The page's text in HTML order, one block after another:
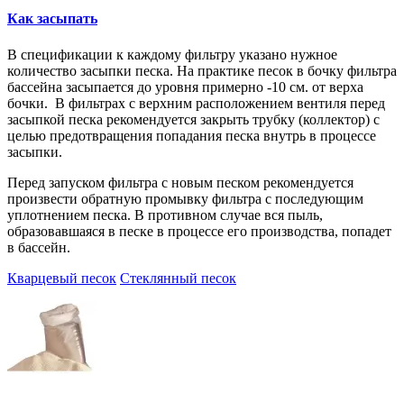
Как засыпать
В спецификации к каждому фильтру указано нужное
количество засыпки песка. На практике песок в бочку фильтра
бассейна засыпается до уровня примерно -10 см. от верха
бочки. В фильтрах с верхним расположением вентиля перед
засыпкой песка рекомендуется закрыть трубку (коллектор) с
целью предотвращения попадания песка внутрь в процессе
засыпки.
Перед запуском фильтра с новым песком рекомендуется
произвести обратную промывку фильтра с последующим
уплотнением песка. В противном случае вся пыль,
образовавшаяся в песке в процессе его производства, попадет
в бассейн.
Кварцевый песок Стеклянный песок